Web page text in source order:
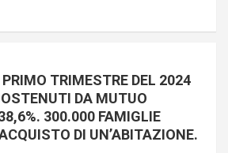
TRIMESTRE DEL 2024
DA MUTUO
300.000 FAMIGLIE
DI UN’ABITAZIONE.